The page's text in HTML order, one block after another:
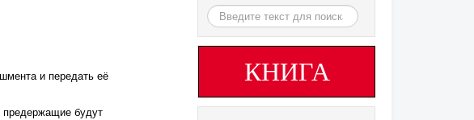
и передать её
предержащие будут
Искать...
КНИГА